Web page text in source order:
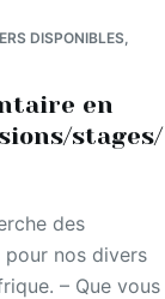
DISPONIBLES,
en
stages/
des
nos divers
– Que vous